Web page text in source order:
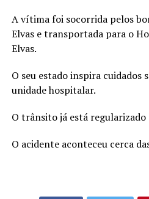
A vítima foi socorrida pelos
Elvas e transportada para o
Elvas.
O seu estado inspira cuidados
unidade hospitalar.
O trânsito já está regularizado
O acidente aconteceu cerca